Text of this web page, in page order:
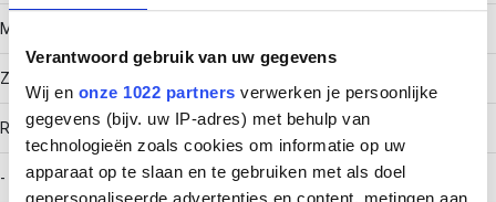
Verantwoord gebruik van uw gegevens
Wij en onze 1022 partners verwerken je persoonlijke
gegevens (bijv. uw IP-adres) met behulp van
technologieën zoals cookies om informatie op uw
apparaat op te slaan en te gebruiken met als doel
gepersonaliseerde advertenties en content, metingen aan
Model
Zonder verbinder
RAL-nummer
-